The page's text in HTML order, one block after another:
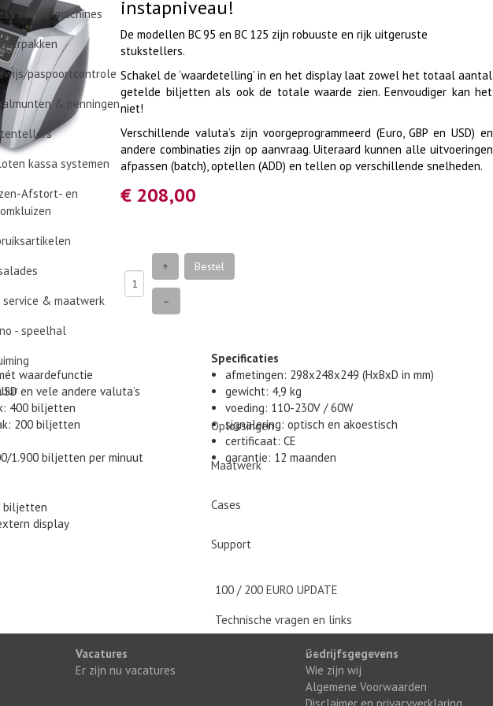
sorteermachines
verpakken
paspoortcontrole
& penningen
kassa systemen
Afstort- en
& maatwerk
- speelhal
Oplossingen
Maatwerk
Cases
Support
100 / 200 EURO UPDATE
Technische vragen en links
Bestellen Producten
instapniveau!
De modellen BC 95 en BC 125 zijn robuuste en rijk uitgeruste
stukstellers.
Schakel de ‘waardetelling’ in en het display laat zowel het totaal aantal
getelde biljetten als ook de totale waarde zien. Eenvoudiger kan het
niet!
Verschillende valuta’s zijn voorgeprogrammeerd (Euro, GBP en USD) en
andere combinaties zijn op aanvraag. Uiteraard kunnen alle uitvoeringen
afpassen (batch), optellen (ADD) en tellen op verschillende snelheden.
€ 208,00
+
–
Bestel
waardefunctie
en vele andere valuta’s
400 biljetten
200 biljetten
1.900 biljetten per minuut
biljetten
display
Specificaties
afmetingen: 298x248x249 (HxBxD in mm)
gewicht: 4,9 kg
voeding: 110-230V / 60W
signalering: optisch en akoestisch
certificaat: CE
garantie: 12 maanden
Vacatures
Er zijn nu vacatures
Bedrijfsgegevens
Wie zijn wij
Algemene Voorwaarden